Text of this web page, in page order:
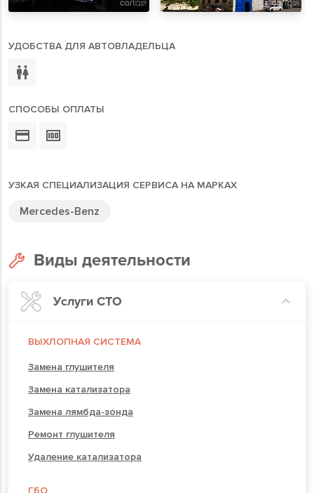
УДОБСТВА ДЛЯ АВТОВЛАДЕЛЬЦА
СПОСОБЫ ОПЛАТЫ
УЗКАЯ СПЕЦИАЛИЗАЦИЯ СЕРВИСА НА МАРКАХ
Mercedes-Benz
Виды деятельности
Услуги СТО
ВЫХЛОПНАЯ СИСТЕМА
Замена глушителя
Замена катализатора
Замена лямбда-зонда
Ремонт глушителя
Удаление катализатора
ГБО